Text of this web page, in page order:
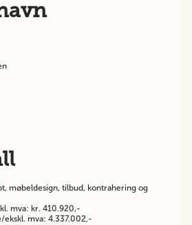
møbeldesign, tilbud, kontrahering og
mva: kr. 410.920,-
mva: 4.337.002,-